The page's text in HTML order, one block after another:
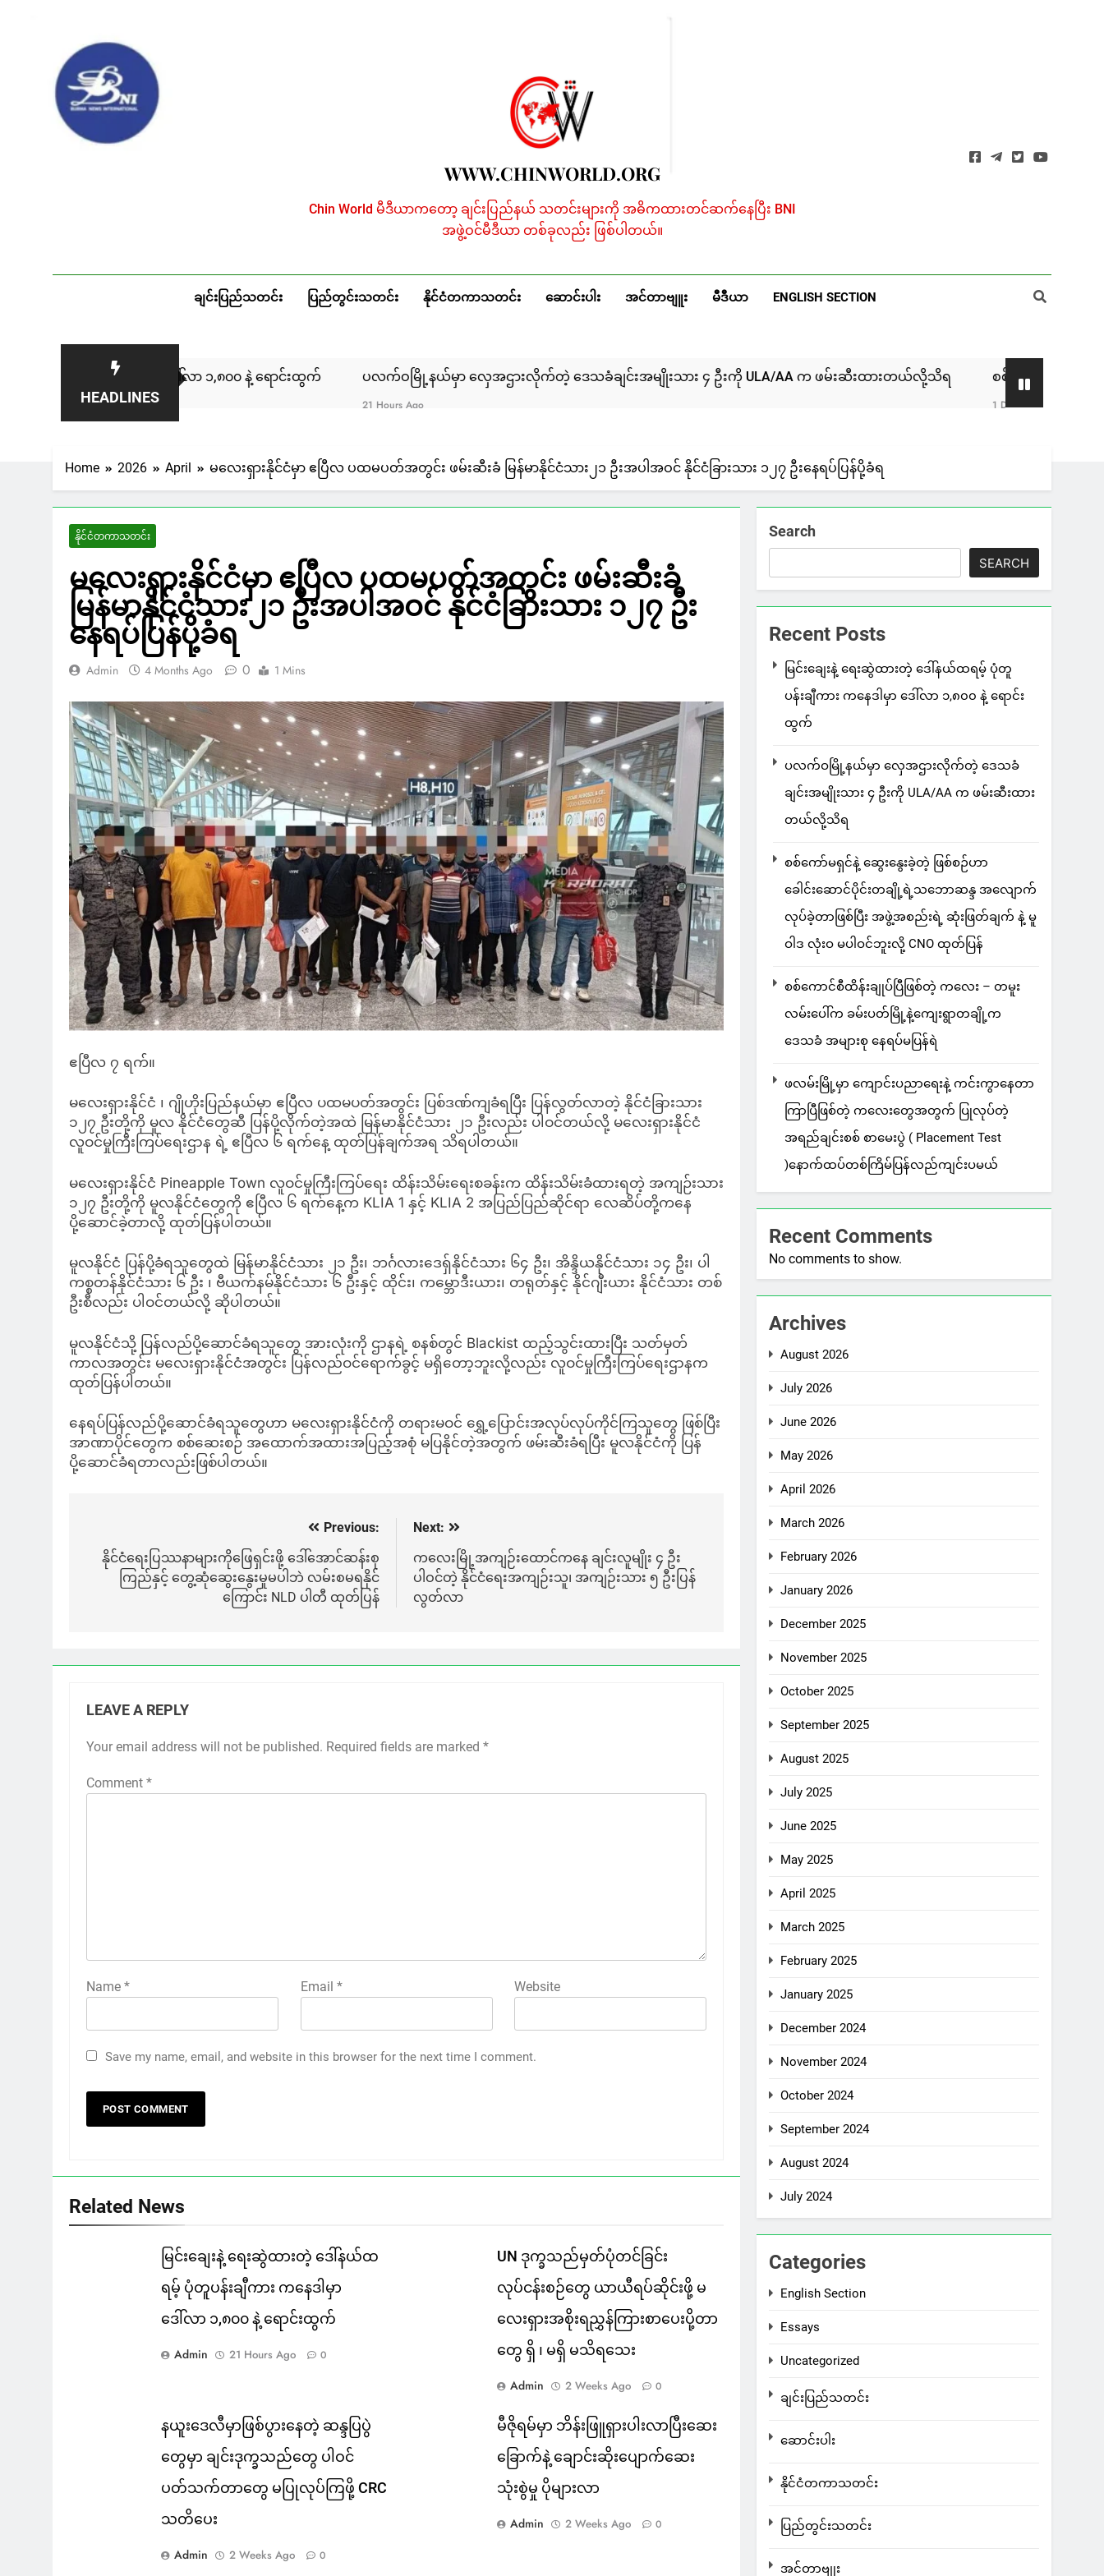
WWW.CHINWORLD.ORG
Chin World မီဒီယာကတော့ ချင်းပြည်နယ် သတင်းများကို အဓိကထားတင်ဆက်နေပြီး BNI
အဖွဲ့ဝင်မီဒီယာ တစ်ခုလည်း ဖြစ်ပါတယ်။
ချင်းပြည်သတင်း ပြည်တွင်းသတင်း နိုင်ငံတကာသတင်း ဆောင်းပါး အင်တာဗျူး မီဒီယာ ENGLISH SECTION
HEADLINES
း ကနေဒါမှာ ဒေါ်လာ ၁,၈၀၀ နဲ့ ရောင်းထွက် ပလက်ဝမြို့နယ်မှာ လှေအဌားလိုက်တဲ့ ဒေသခံချင်းအမျိုးသား ၄ ဦးကို ULA/AA က ဖမ်းဆီးထားတယ်လို့သိရ စစ်ကော်မရှင်နဲ့ ဆွေးနွေးခဲ့တဲ့ ဖြ
Home 2026 April မလေးရှားနိုင်ငံမှာ ဧပြီလ ပထမပတ်အတွင်း ဖမ်းဆီးခံ မြန်မာနိုင်ငံသား၂၁ ဦးအပါအဝင် နိုင်ငံခြားသား ၁၂၇ ဦးနေရပ်ပြန်ပို့ခံရ
နိုင်ငံတကာသတင်း
မလေးရှားနိုင်ငံမှာ ဧပြီလ ပထမပတ်အတွင်း ဖမ်းဆီးခံ
မြန်မာနိုင်ငံသား၂၁ ဦးအပါအဝင် နိုင်ငံခြားသား ၁၂၇ ဦး
နေရပ်ပြန်ပို့ခံရ
Admin 4 Months Ago 0 1 Mins
ဧပြီလ ၇ ရက်။
မလေးရှားနိုင်ငံ ၊ ဂျိုဟိုးပြည်နယ်မှာ ဧပြီလ ပထမပတ်အတွင်း ပြစ်ဒဏ်ကျခံရပြီး ပြန်လွတ်လာတဲ့ နိုင်ငံခြားသား
၁၂၇ ဦးတို့ကို မူလ နိုင်ငံတွေဆီ ပြန်ပို့လိုက်တဲ့အထဲ မြန်မာနိုင်ငံသား ၂၁ ဦးလည်း ပါဝင်တယ်လို့ မလေးရှားနိုင်ငံ
လူဝင်မှုကြီးကြပ်ရေးဌာန ရဲ့ ဧပြီလ ၆ ရက်နေ့ ထုတ်ပြန်ချက်အရ သိရပါတယ်။
မလေးရှားနိုင်ငံ Pineapple Town လူဝင်မှုကြီးကြပ်ရေး ထိန်းသိမ်းရေးစခန်းက ထိန်းသိမ်းခံထားရတဲ့ အကျဉ်းသား
၁၂၇ ဦးတို့ကို မူလနိုင်ငံတွေကို ဧပြီလ ၆ ရက်နေ့က KLIA 1 နှင့် KLIA 2 အပြည်ပြည်ဆိုင်ရာ လေဆိပ်တို့ကနေ
ပို့ဆောင်ခဲ့တာလို့ ထုတ်ပြန်ပါတယ်။
မူလနိုင်ငံ ပြန်ပို့ခံရသူတွေထဲ မြန်မာနိုင်ငံသား ၂၁ ဦး၊ ဘင်္ဂလားဒေရှ်နိုင်ငံသား ၆၄ ဦး၊ အိန္ဒိယနိုင်ငံသား ၁၄ ဦး၊ ပါ
ကစ္စတန်နိုင်ငံသား ၆ ဦး ၊ ဗီယက်နမ်နိုင်ငံသား ၆ ဦးနှင့် ထိုင်း၊ ကမ္ဘောဒီးယား၊ တရုတ်နှင့် နိုင်ဂျီးယား နိုင်ငံသား တစ်
ဦးစီလည်း ပါဝင်တယ်လို့ ဆိုပါတယ်။
မူလနိုင်ငံသို့ ပြန်လည်ပို့ဆောင်ခံရသူတွေ အားလုံးကို ဌာနရဲ့ စနစ်တွင် Blackist ထည့်သွင်းထားပြီး သတ်မှတ်
ကာလအတွင်း မလေးရှားနိုင်ငံအတွင်း ပြန်လည်ဝင်ရောက်ခွင့် မရှိတော့ဘူးလို့လည်း လူဝင်မှုကြီးကြပ်ရေးဌာနက
ထုတ်ပြန်ပါတယ်။
နေရပ်ပြန်လည်ပို့ဆောင်ခံရသူတွေဟာ မလေးရှားနိုင်ငံကို တရားမဝင် ရွှေ့ပြောင်းအလုပ်လုပ်ကိုင်ကြသူတွေ ဖြစ်ပြီး
အာဏာပိုင်တွေက စစ်ဆေးစဉ် အထောက်အထားအပြည့်အစုံ မပြနိုင်တဲ့အတွက် ဖမ်းဆီးခံရပြီး မူလနိုင်ငံကို ပြန်
ပို့ဆောင်ခံရတာလည်းဖြစ်ပါတယ်။
navigation
Previous:
နိုင်ငံရေးပြဿနာများကိုဖြေရှင်းဖို့ ဒေါ်အောင်ဆန်းစု
ကြည်နှင့် တွေ့ဆုံဆွေးနွေးမှုမပါဘဲ လမ်းစမရနိုင်
ကြောင်း NLD ပါတီ ထုတ်ပြန်
Next:
ကလေးမြို့အကျဉ်းထောင်ကနေ ချင်းလူမျိုး ၄ ဦး
ပါဝင်တဲ့ နိုင်ငံရေးအကျဉ်းသူ၊ အကျဉ်းသား ၅ ဦးပြန်
လွတ်လာ
LEAVE A REPLY
Your email address will not be published. Required fields are marked *
Comment *
Name * Email * Website
Save my name, email, and website in this browser for the next time I comment.
Related News
မြင်းချေးနဲ့ ရေးဆွဲထားတဲ့ ဒေါ်နယ်ထ
ရမ့် ပုံတူပန်းချီကား ကနေဒါမှာ
ဒေါ်လာ ၁,၈၀၀ နဲ့ ရောင်းထွက်
Admin 21 Hours Ago 0
UN ဒုက္ခသည်မှတ်ပုံတင်ခြင်း
လုပ်ငန်းစဉ်တွေ ယာယီရပ်ဆိုင်းဖို့ မ
လေးရှားအစိုးရညွှန်ကြားစာပေးပို့တာ
တွေ ရှိ ၊ မရှိ မသိရသေး
Admin 2 Weeks Ago 0
နယူးဒေလီမှာဖြစ်ပွားနေတဲ့ ဆန္ဒပြပွဲ
တွေမှာ ချင်းဒုက္ခသည်တွေ ပါဝင်
ပတ်သက်တာတွေ မပြုလုပ်ကြဖို့ CRC
သတိပေး
Admin 2 Weeks Ago 0
မီဇိုရမ်မှာ ဘိန်းဖြူရှားပါးလာပြီးဆေး
ခြောက်နဲ့ ချောင်းဆိုးပျောက်ဆေး
သုံးစွဲမှု ပိုများလာ
Admin 2 Weeks Ago 0
Search
SEARCH
Recent Posts
မြင်းချေးနဲ့ ရေးဆွဲထားတဲ့ ဒေါ်နယ်ထရမ့် ပုံတူ
ပန်းချီကား ကနေဒါမှာ ဒေါ်လာ ၁,၈၀၀ နဲ့ ရောင်း
ထွက်
ပလက်ဝမြို့နယ်မှာ လှေအဌားလိုက်တဲ့ ဒေသခံ
ချင်းအမျိုးသား ၄ ဦးကို ULA/AA က ဖမ်းဆီးထား
တယ်လို့သိရ
စစ်ကော်မရှင်နဲ့ ဆွေးနွေးခဲ့တဲ့ ဖြစ်စဉ်ဟာ
ခေါင်းဆောင်ပိုင်းတချို့ရဲ့သဘောဆန္ဒ အလျောက်
လုပ်ခဲ့တာဖြစ်ပြီး အဖွဲ့အစည်းရဲ့ ဆုံးဖြတ်ချက် နဲ့ မူ
ဝါဒ လုံးဝ မပါဝင်ဘူးလို့ CNO ထုတ်ပြန်
စစ်ကောင်စီထိန်းချုပ်ပြီဖြစ်တဲ့ ကလေး – တမူး
လမ်းပေါ်က ခမ်းပတ်မြို့နဲ့ကျေးရွာတချို့က
ဒေသခံ အများစု နေရပ်မပြန်ရဲ
ဖလမ်းမြို့မှာ ကျောင်းပညာရေးနဲ့ ကင်းကွာနေတာ
ကြာပြီဖြစ်တဲ့ ကလေးတွေအတွက် ပြုလုပ်တဲ့
အရည်ချင်းစစ် စာမေးပွဲ ( Placement Test
)နောက်ထပ်တစ်ကြိမ်ပြန်လည်ကျင်းပမယ်
Recent Comments
No comments to show.
Archives
August 2026
July 2026
June 2026
May 2026
April 2026
March 2026
February 2026
January 2026
December 2025
November 2025
October 2025
September 2025
August 2025
July 2025
June 2025
May 2025
April 2025
March 2025
February 2025
January 2025
December 2024
November 2024
October 2024
September 2024
August 2024
July 2024
Categories
English Section
Essays
Uncategorized
ချင်းပြည်သတင်း
ဆောင်းပါး
နိုင်ငံတကာသတင်း
ပြည်တွင်းသတင်း
အင်တာဗျုး